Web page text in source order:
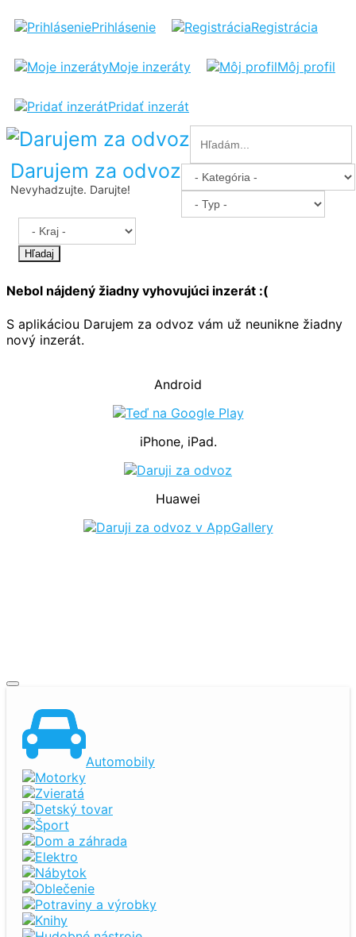
Prihlásenie Registrácia
Moje inzeráty Môj profil
Pridať inzerát
Darujem za odvoz
Nevyhadzujte. Darujte!
Hľadaj
Nebol nájdený žiadny vyhovujúci inzerát :(
S aplikáciou Darujem za odvoz vám už neunikne žiadny
nový inzerát.
Android
iPhone, iPad.
Huawei
Automobily
Motorky
Zvieratá
Detský tovar
Šport
Dom a záhrada
Elektro
Nábytok
Oblečenie
Potraviny a výrobky
Knihy